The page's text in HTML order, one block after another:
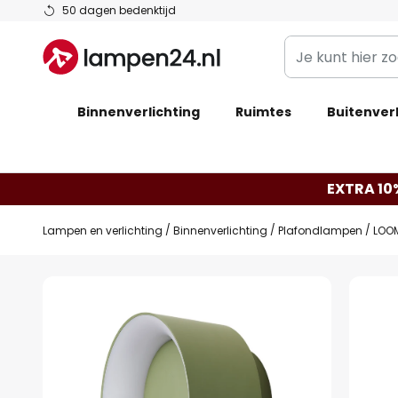
50 dagen bedenktijd
Ga
de
inhoud
Je
kunt
zoeken
webwinkel
Binnenverlichting Ruimtes
EXTRA
Lampen en verlichting Binnenverlichting Plafondlampen